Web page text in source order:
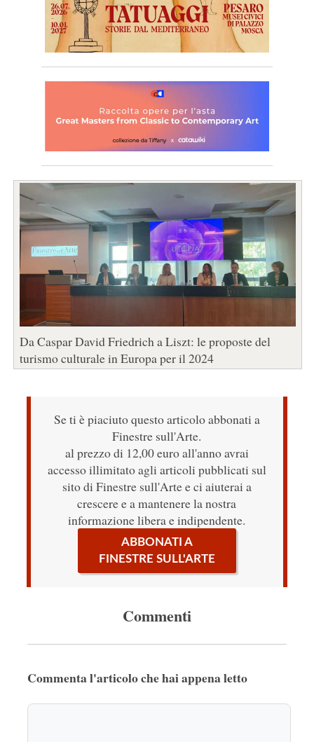
Da Caspar David Friedrich a Liszt: le proposte del
turismo culturale in Europa per il 2024
Se ti è piaciuto questo articolo abbonati a
Finestre sull'Arte.
al prezzo di 12,00 euro all'anno avrai
accesso illimitato agli articoli pubblicati sul
sito di Finestre sull'Arte e ci aiuterai a
crescere e a mantenere la nostra
informazione libera e indipendente.
ABBONATI A
FINESTRE SULL'ARTE
Commenti
Commenta l'articolo che hai appena letto